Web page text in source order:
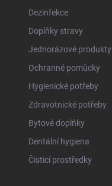
Dezinfekce
Doplňky stravy
Jednorázové produkty
Ochranné pomůcky
Hygienické potřeby
Zdravotnické potřeby
Bytové doplňky
Dentální hygiena
Čisticí prostředky